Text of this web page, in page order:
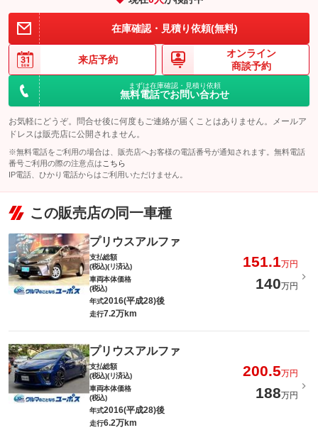
在庫確認・見積り依頼(無料)
来店予約
オンライン
商談予約
まずは在庫確認・見積り依頼
無料電話でお問い合わせ
お気軽にどうぞ。問合せ後に何度もご連絡が届くことはありません。メールア
ドレスは販売店に公開されません。
※無料電話をご利用の場合は、販売店へお客様の電話番号が通知されます。無料電話
番号ご利用の際の注意点は こちら
IP電話、ひかり電話からはご利用いただけません。
この販売店の同一車種
プリウスアルファ
支払総額
(税込)(リ済込)
151.1万円
車両本体価格
(税込)
140万円
年式2016(平成28)後
走行7.2万km
プリウスアルファ
支払総額
(税込)(リ済込)
200.5万円
車両本体価格
(税込)
188万円
年式2016(平成28)後
走行6.2万km